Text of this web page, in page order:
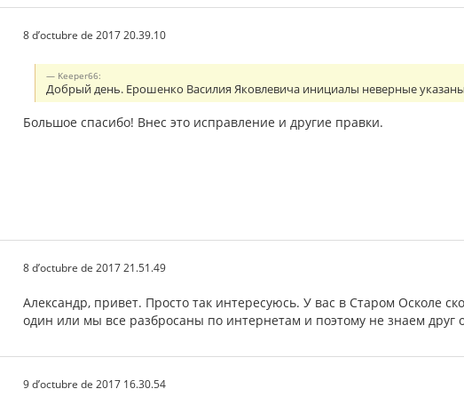
8 d’octubre de 2017 20.39.10
Keeper66:
Добрый день. Ерошенко Василия Яковлевича инициалы неверные
Большое спасибо! Внес это исправление и другие правки.
8 d’octubre de 2017 21.51.49
Александр, привет. Просто так интересуюсь. У вас в Старом Осколе
один или мы все разбросаны по интернетам и поэтому не знаем друг
9 d’octubre de 2017 16.30.54